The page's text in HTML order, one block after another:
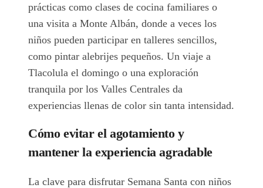
prácticas como clases de cocina familiares o
una visita a Monte Albán, donde a veces los
niños pueden participar en talleres sencillos,
como pintar alebrijes pequeños. Un viaje a
Tlacolula el domingo o una exploración
tranquila por los Valles Centrales da
experiencias llenas de color sin tanta intensidad.
Cómo evitar el agotamiento y
mantener la experiencia agradable
La clave para disfrutar Semana Santa con niños